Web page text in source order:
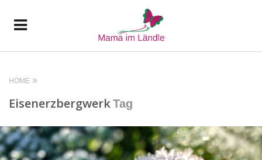
HOME
EisenerzbergwerkTag